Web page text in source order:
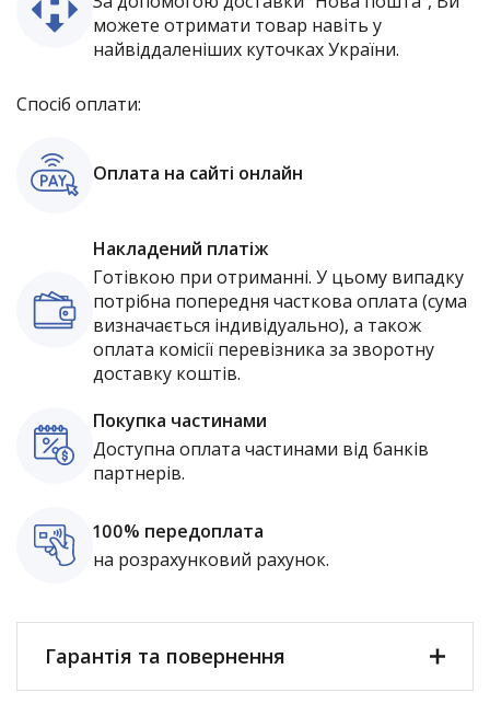
можете отримати товар навіть у
найвіддаленіших куточках України.
Спосіб оплати:
Оплата на сайті онлайн
Накладений платіж
Готівкою при отриманні. У цьому випадку
потрібна попередня часткова оплата (сума
визначається індивідуально), а також
оплата комісії перевізника за зворотну
доставку коштів.
Покупка частинами
Доступна оплата частинами від банків
партнерів.
100% передоплата
на розрахунковий рахунок.
Гарантія та повернення